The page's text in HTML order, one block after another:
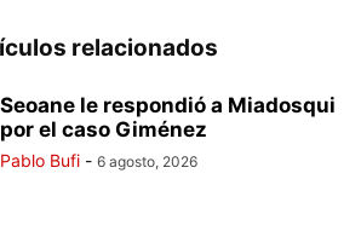
relacionados
Seoane le respondió a Miadosqui
por el caso Giménez
Pablo Bufi - 6 agosto, 2026